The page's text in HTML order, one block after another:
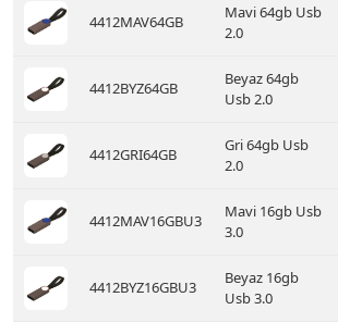
4412MAV64GB
Mavi 64gb Usb
2.0
4412BYZ64GB
Beyaz 64gb
Usb 2.0
4412GRI64GB
Gri 64gb Usb
2.0
4412MAV16GBU3
Mavi 16gb Usb
3.0
4412BYZ16GBU3
Beyaz 16gb
Usb 3.0